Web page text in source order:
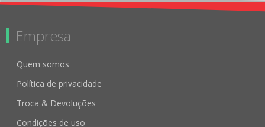
Empresa
Quem somos
Política de privacidade
Troca & Devoluções
Condições de uso